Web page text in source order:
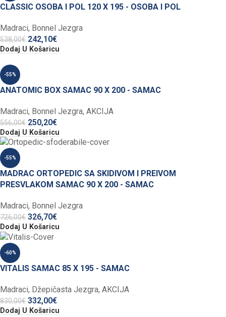
CLASSIC OSOBA I POL 120 X 195 - OSOBA I POL
Madraci, Bonnel Jezgra
538,00€ 242,10€
Dodaj U Košaricu
-55%
ANATOMIC BOX SAMAC 90 X 200 - SAMAC
Madraci, Bonnel Jezgra, AKCIJA
556,00€ 250,20€
Dodaj U Košaricu
-55%
MADRAC ORTOPEDIC SA SKIDIVOM I PREIVOM
PRESVLAKOM SAMAC 90 X 200 - SAMAC
Madraci, Bonnel Jezgra
726,00€ 326,70€
Dodaj U Košaricu
-60%
VITALIS SAMAC 85 X 195 - SAMAC
Madraci, Džepičasta Jezgra, AKCIJA
830,00€ 332,00€
Dodaj U Košaricu